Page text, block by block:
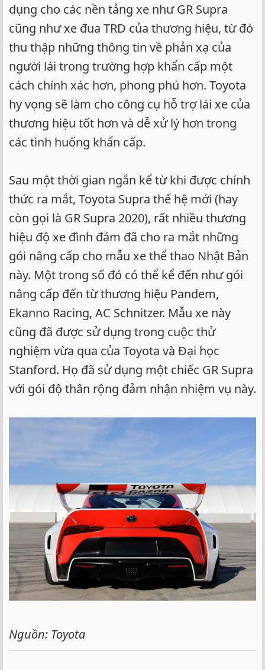
dụng cho các nền tảng xe như GR Supra
cũng như xe đua TRD của thương hiệu, từ đó
thu thập những thông tin về phản xạ của
người lái trong trường hợp khẩn cấp một
cách chính xác hơn, phong phú hơn. Toyota
hy vọng sẽ làm cho công cụ hỗ trợ lái xe của
thương hiệu tốt hơn và dễ xử lý hơn trong
các tình huống khẩn cấp.
Sau một thời gian ngắn kể từ khi được chính
thức ra mắt, Toyota Supra thế hệ mới (hay
còn gọi là GR Supra 2020), rất nhiều thương
hiệu độ xe đình đám đã cho ra mắt những
gói nâng cấp cho mẫu xe thể thao Nhật Bản
này. Một trong số đó có thể kể đến như gói
nâng cấp đến từ thương hiệu Pandem,
Ekanno Racing, AC Schnitzer. Mẫu xe này
cũng đã được sử dụng trong cuộc thử
nghiệm vừa qua của Toyota và Đại học
Stanford. Họ đã sử dụng một chiếc GR Supra
với gói độ thân rộng đảm nhận nhiệm vụ này.
Nguồn: Toyota